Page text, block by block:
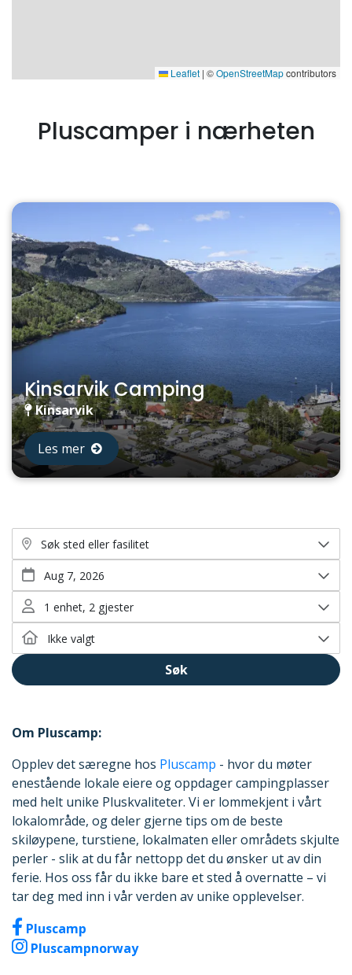
Leaflet | ©OpenStreetMapcontributors
Pluscamper i nærheten
Kinsarvik Camping
Kinsarvik
Les mer
Om Pluscamp:
Opplev det særegne hos Pluscamp - hvor du møter
enestående lokale eiere og oppdager campingplasser
med helt unike Pluskvaliteter. Vi er lommekjent i vårt
lokalområde, og deler gjerne tips om de beste
skiløypene, turstiene, lokalmaten eller områdets skjulte
perler - slik at du får nettopp det du ønsker ut av din
ferie. Hos oss får du ikke bare et sted å overnatte – vi
tar deg med inn i vår verden av unike opplevelser.
Pluscamp
Pluscampnorway